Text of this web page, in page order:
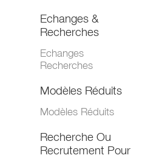
Echanges &
Recherches
Echanges
Recherches
Modèles Réduits
Modèles Réduits
Recherche Ou
Recrutement Pour